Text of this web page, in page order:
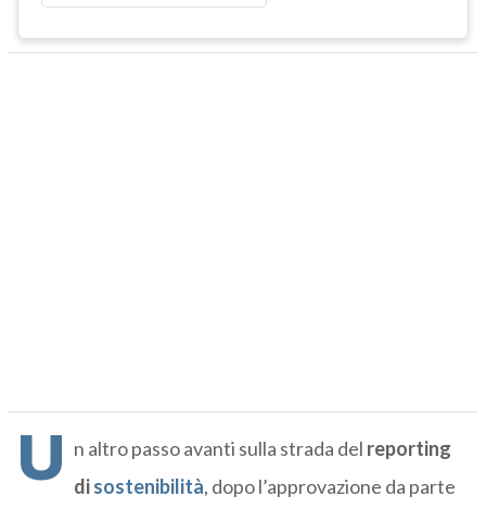
U n altro passo avanti sulla strada del reporting
disostenibilità, dopo l’approvazione da parte